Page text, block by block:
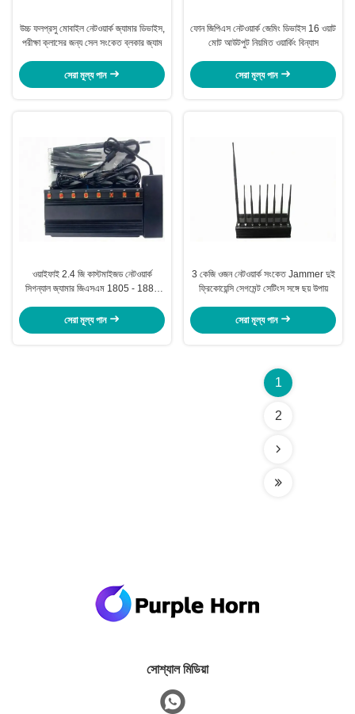
উচ্চ ফলপ্রসু মোবাইল নেটওয়ার্ক জ্যামার ডিভাইস,
পরীক্ষা ক্লাসের জন্য সেল সংকেত ব্লকার জ্যাম
সেরা মূল্য পান
ফোন জিপিএস নেটওয়ার্ক জেমিং ডিভাইস 16 ওয়াট
মোট আউটপুট নিয়মিত ওয়ার্কিং বিন্যাস
সেরা মূল্য পান
ওয়াইফাই 2.4 জি কাস্টমাইজড নেটওয়ার্ক
সিগন্যাল জ্যামার জিএসএম 1805 - 1880
সেরা মূল্য পান
3 কেজি ওজন নেটওয়ার্ক সংকেত Jammer দুই
ফ্রিকোয়েন্সি সেগমেন্ট সেটিংস সঙ্গে ছয় উপায়
সেরা মূল্য পান
1
2
সোশ্যাল মিডিয়া